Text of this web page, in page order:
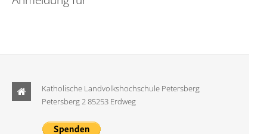
Katholische Landvolkshochschule Petersberg
Petersberg 2 85253 Erdweg